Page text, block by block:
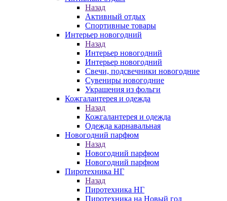
Назад
Активный отдых
Спортивные товары
Интерьер новогодний
Назад
Интерьер новогодний
Интерьер новогодний
Свечи, подсвечники новогодние
Сувениры новогодние
Украшения из фольги
Кожгалантерея и одежда
Назад
Кожгалантерея и одежда
Одежда карнавальная
Новогодний парфюм
Назад
Новогодний парфюм
Новогодний парфюм
Пиротехника НГ
Назад
Пиротехника НГ
Пиротехника на Новый год